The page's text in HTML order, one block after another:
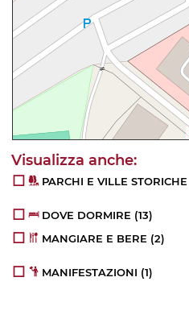
PARCHI E VILLE STORICHE
DOVE DORMIRE (13)
MANGIARE E BERE (2)
MANIFESTAZIONI (1)